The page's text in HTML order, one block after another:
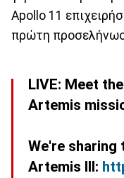
Apollo 11
πρώτη
LIVE: Meet
Artemis
We're sharing
Artemis III: